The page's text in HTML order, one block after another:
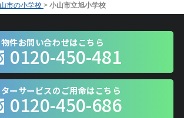
市の小学校 > 小山市立旭小学校
物件お問い合わせはこちら
0120-450-481
ーサービスのご用命はこちら
0120-450-686